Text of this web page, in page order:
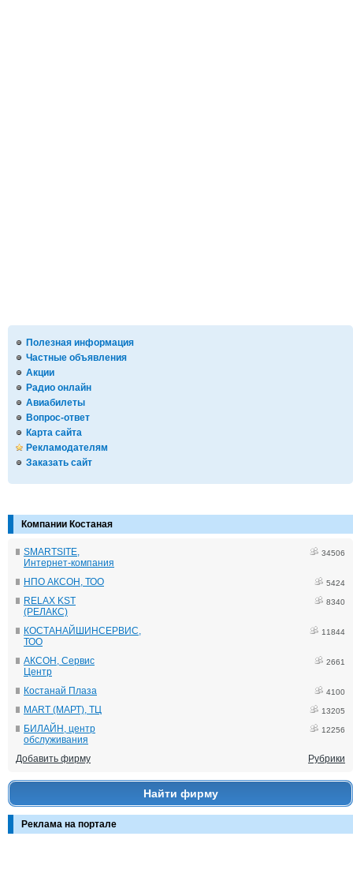
Полезная информация
Частные объявления
Акции
Радио онлайн
Авиабилеты
Вопрос-ответ
Карта сайта
Рекламодателям
Заказать сайт
Компании Костаная
SMARTSITE,
Интернет-компания
34506
НПО АКСОН, ТОО 5424
RELAX KST
(РЕЛАКС)
8340
КОСТАНАЙШИНСЕРВИС,
ТОО
11844
АКСОН, Сервис
Центр
2661
Костанай Плаза 4100
MART (МАРТ), ТЦ 13205
БИЛАЙН, центр
обслуживания
12256
Добавить фирму Рубрики
Найти фирму
Реклама на портале